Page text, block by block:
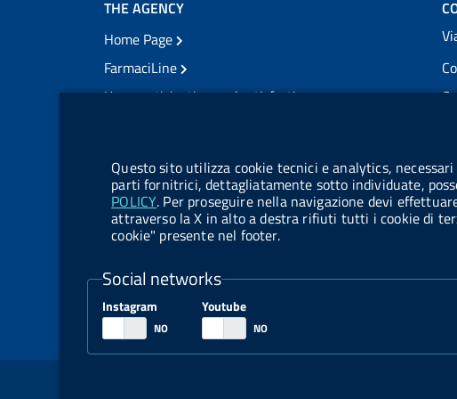
Questo sito utilizza cookie tecnici e analytics,
parti fornitrici, dettagliatamente sotto individuate,
POLICY. Per proseguire nella navigazione devi
attraverso la X in alto a destra rifiuti tutti i cookie di
cookie" presente nel footer.
Social networks
Instagram Youtube
THE AGENCY
Home Page
FarmaciLine
User participation and satisfaction
Open governance
Acts of notification
Legal notification
TrovaNormeFarmaco
Tenders and contracts